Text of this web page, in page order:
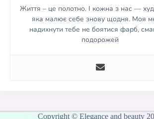
Життя – це полотно. І кожна з нас —
яка малює себе знову щодня. Моя
надихнути тебе не боятися фарб,
подорожей
Copyright © Elegance and beauty